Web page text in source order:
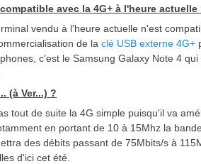
avec la 4G+ à l'heure actuelle
vendu à l'heure actuelle n'est
de la clé USB externe 4G+
c'est le Samsung Galaxy Note 4
(à Ver...) ?
tout de suite la 4G simple puisqu'il va
en portant de 10 à 15Mhz la
des débits passant de 75Mbits/s à
d'ici cet été.